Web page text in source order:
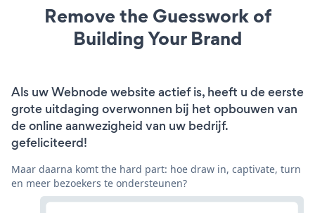
Remove the Guesswork of
Building Your Brand
Als uw Webnode website actief is, heeft u de eerste
grote uitdaging overwonnen bij het opbouwen van
de online aanwezigheid van uw bedrijf.
gefeliciteerd!
Maar daarna komt the hard part: hoe draw in, captivate, turn
en meer bezoekers te ondersteunen?